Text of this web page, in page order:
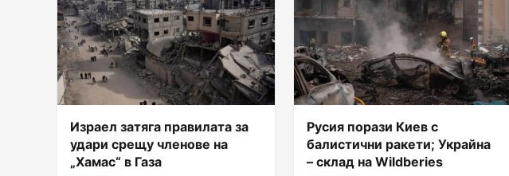
Израел затяга правилата за
удари срещу членове на
„Хамас“ в Газа
Русия порази Киев с
балистични ракети; Украйна
– склад на Wildberies